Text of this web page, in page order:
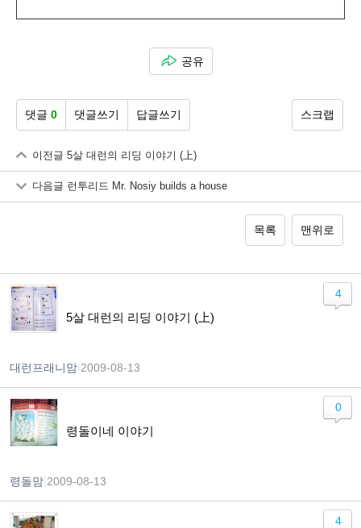
공유
댓글 0 댓글쓰기 답글쓰기 스크랩
이전글 5살 대런의 리딩 이야기 (上)
다음글 런투리드 Mr. Nosiy builds a house
목록 맨위로
5살 대런의 리딩 이야기 (上)
대런프래니맘 2009-08-13
4
령돌이네 이야기
령돌맘 2009-08-13
0
4